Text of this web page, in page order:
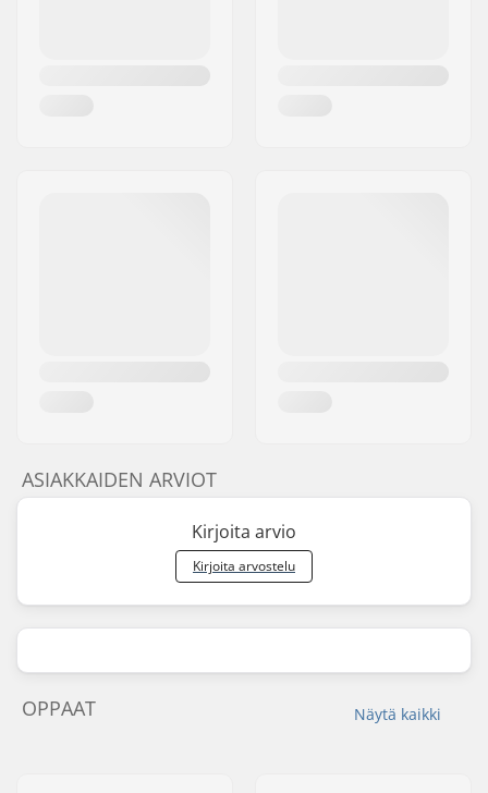
ASIAKKAIDEN ARVIOT
Kirjoita arvio
Kirjoita arvostelu
Näytä kaikki
OPPAAT